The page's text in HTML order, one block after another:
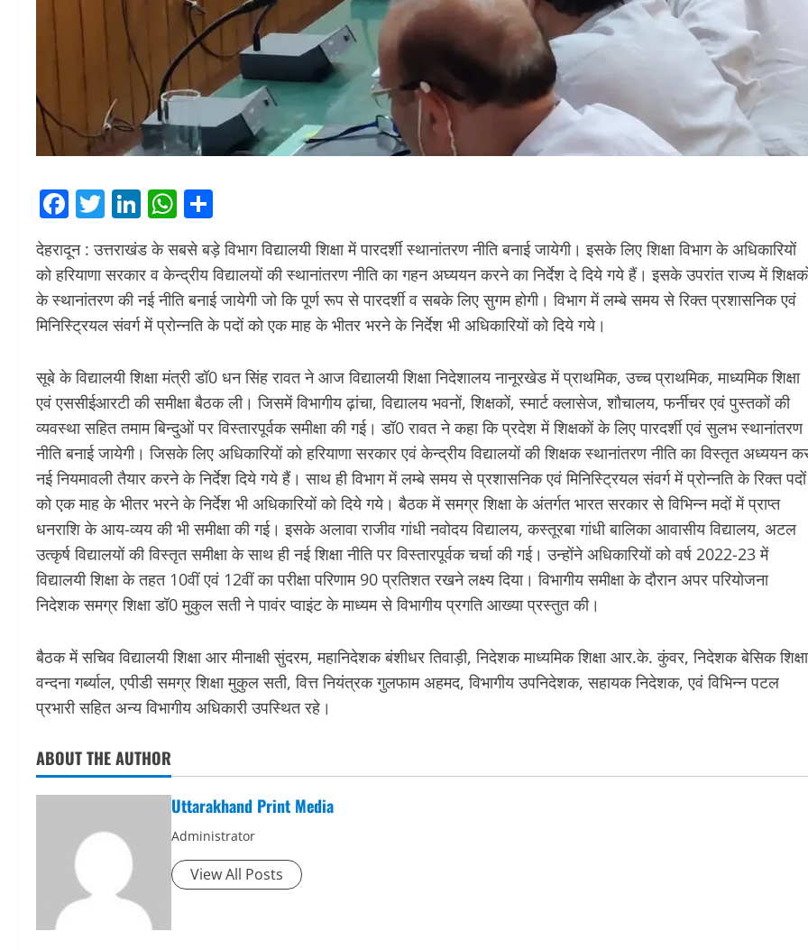
Facebook
Twitter
LinkedIn
WhatsApp
देहरादून : उत्तराखंड के सबसे बड़े विभाग विद्यालयी शिक्षा में पारदर्शी स्थानांतरण नीति बनाई जायेगी। इसके लिए शिक्षा विभाग के अधिकारियों
को हरियाणा सरकार व केन्द्रीय विद्यालयों की स्थानांतरण नीति का गहन अघ्ययन करने का निर्देश दे दिये गये हैं। इसके उपरांत राज्य में
के स्थानांतरण की नई नीति बनाई जायेगी जो कि पूर्ण रूप से पारदर्शी व सबके लिए सुगम होगी। विभाग में लम्बे समय से रिक्त प्रशासनिक एवं
मिनिस्ट्रियल संवर्ग में प्रोन्नति के पदों को एक माह के भीतर भरने के निर्देश भी अधिकारियों को दिये गये।
सूबे के विद्यालयी शिक्षा मंत्री डॉ0 धन सिंह रावत ने आज विद्यालयी शिक्षा निदेशालय नानूरखेड में प्राथमिक, उच्च प्राथमिक, माध्यमिक शिक्षा
एवं एससीईआरटी की समीक्षा बैठक ली। जिसमें विभागीय ढ़ांचा, विद्यालय भवनों, शिक्षकों, स्मार्ट क्लासेज, शौचालय, फर्नीचर एवं पुस्तकों की
व्यवस्था सहित तमाम बिन्दुओं पर विस्तारपूर्वक समीक्षा की गई। डॉ0 रावत ने कहा कि प्रदेश में शिक्षकों के लिए पारदर्शी एवं सुलभ स्थानांतरण
नीति बनाई जायेगी। जिसके लिए अधिकारियों को हरियाणा सरकार एवं केन्द्रीय विद्यालयों की शिक्षक स्थानांतरण नीति का विस्तृत अध्ययन
नई नियमावली तैयार करने के निर्देश दिये गये हैं। साथ ही विभाग में लम्बे समय से प्रशासनिक एवं मिनिस्ट्रियल संवर्ग में प्रोन्नति के रिक्त पदों
को एक माह के भीतर भरने के निर्देश भी अधिकारियों को दिये गये। बैठक में समग्र शिक्षा के अंतर्गत भारत सरकार से विभिन्न मदों में प्राप्त
धनराशि के आय-व्यय की भी समीक्षा की गई। इसके अलावा राजीव गांधी नवोदय विद्यालय, कस्तूरबा गांधी बालिका आवासीय विद्यालय, अटल
उत्कृर्ष विद्यालयों की विस्तृत समीक्षा के साथ ही नई शिक्षा नीति पर विस्तारपूर्वक चर्चा की गई। उन्होंने अधिकारियों को वर्ष 2022-23 में
विद्यालयी शिक्षा के तहत 10वीं एवं 12वीं का परीक्षा परिणाम 90 प्रतिशत रखने लक्ष्य दिया। विभागीय समीक्षा के दौरान अपर परियोजना
निदेशक समग्र शिक्षा डॉ0 मुकुल सती ने पावंर प्वाइंट के माध्यम से विभागीय प्रगति आख्या प्रस्तुत की।
बैठक में सचिव विद्यालयी शिक्षा आर मीनाक्षी सुंदरम, महानिदेशक बंशीधर तिवाड़ी, निदेशक माध्यमिक शिक्षा आर.के. कुंवर, निदेशक बेसिक शिक्षा
वन्दना गर्ब्याल, एपीडी समग्र शिक्षा मुकुल सती, वित्त नियंत्रक गुलफाम अहमद, विभागीय उपनिदेशक, सहायक निदेशक, एवं विभिन्न पटल
प्रभारी सहित अन्य विभागीय अधिकारी उपस्थित रहे।
ABOUT THE AUTHOR
Uttarakhand Print Media
Administrator
View All Posts